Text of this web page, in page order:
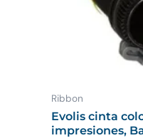
Ribbon
Evolis cinta
impresiones,